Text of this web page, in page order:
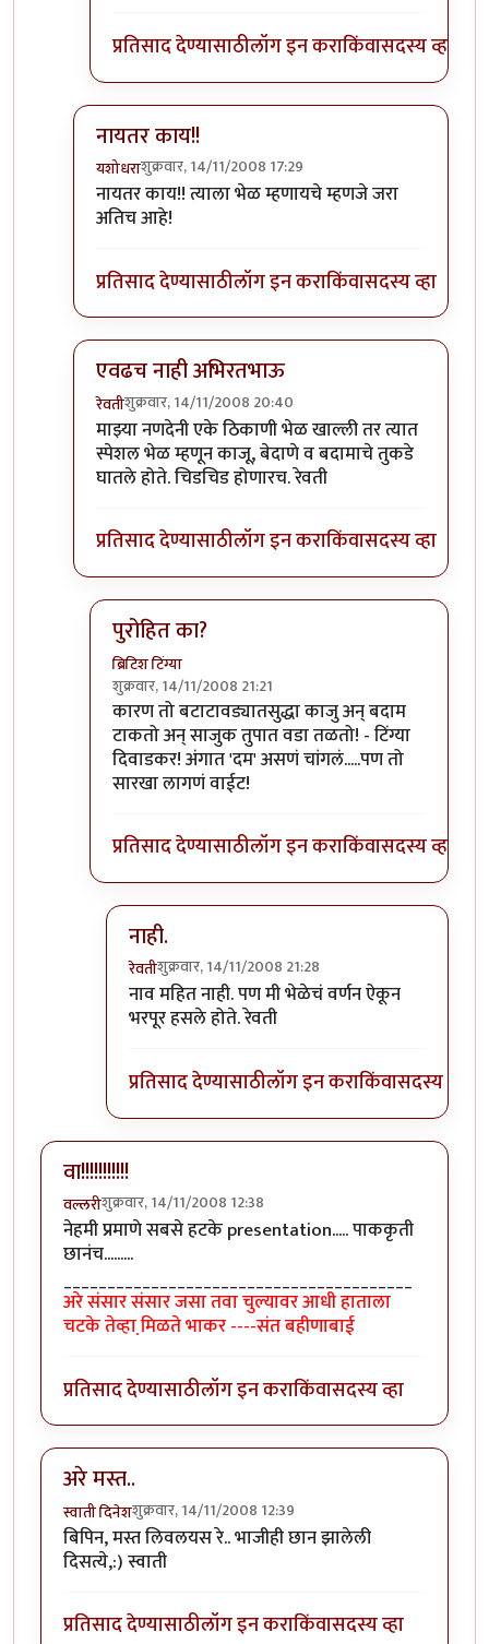
प्रतिसाद देण्यासाठीलॉग इन कराकिंवासदस्य व्हा
नायतर काय!!
यशोधराशुक्रवार, 14/11/2008 17:29
In reply toउ. बंगलोरमधे बटाटा पक्षाचे राज्य आहे.
नायतर काय!! त्याला भेळ म्हणायचे म्हणजे जरा
अतिच आहे!
प्रतिसाद देण्यासाठीलॉग इन कराकिंवासदस्य व्हा
एवढच नाही अभिरतभाऊ
रेवतीशुक्रवार, 14/11/2008 20:40
In reply toउ. बंगलोरमधे बटाटा पक्षाचे राज्य आहे.
माझ्या नणदेनी एके ठिकाणी भेळ खाल्ली तर त्यात
स्पेशल भेळ म्हणून काजू, बेदाणे व बदामाचे तुकडे
घातले होते. चिडचिड होणारच. रेवती
प्रतिसाद देण्यासाठीलॉग इन कराकिंवासदस्य व्हा
पुरोहित का?
ब्रिटिश टिंग्या
शुक्रवार, 14/11/2008 21:21
In reply toएवढच नाही अभिरतभाऊbyरेवती
कारण तो बटाटावड्यातसुद्धा काजु अन् बदाम
टाकतो अन् साजुक तुपात वडा तळतो! - टिंग्या
दिवाडकर! अंगात 'दम' असणं चांगलं.....पण तो
सारखा लागणं वाईट!
प्रतिसाद देण्यासाठीलॉग इन कराकिंवासदस्य व्हा
नाही.
रेवतीशुक्रवार, 14/11/2008 21:28
In reply toपुरोहित का?byब्रिटिश टिंग्या
नाव महित नाही. पण मी भेळेचं वर्णन ऐकून
भरपूर हसले होते. रेवती
प्रतिसाद देण्यासाठीलॉग इन कराकिंवासदस्य व्हा
वा!!!!!!!!!!!
वल्लरीशुक्रवार, 14/11/2008 12:38
नेहमी प्रमाणे सबसे हटके presentation..... पाककृती
छानंच.........
अरे संसार संसार जसा तवा चुल्यावर आधी हाताला
चटके तेव्हा मि़ळते भाकर ----संत बहीणाबाई
प्रतिसाद देण्यासाठीलॉग इन कराकिंवासदस्य व्हा
अरे मस्त..
स्वाती दिनेशशुक्रवार, 14/11/2008 12:39
बिपिन, मस्त लिवलयस रे.. भाजीही छान झालेली
दिसत्ये,:) स्वाती
प्रतिसाद देण्यासाठीलॉग इन कराकिंवासदस्य व्हा